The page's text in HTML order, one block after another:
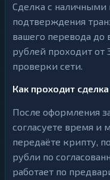
Сделка с наличными
подтверждения
вашего перевода до
рублей проходит от
проверки сети.
Как проходит
После оформления
согласуете время и
передаёте крипту,
рубли по
работает по